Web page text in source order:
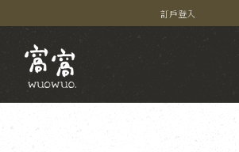
訂戶登入